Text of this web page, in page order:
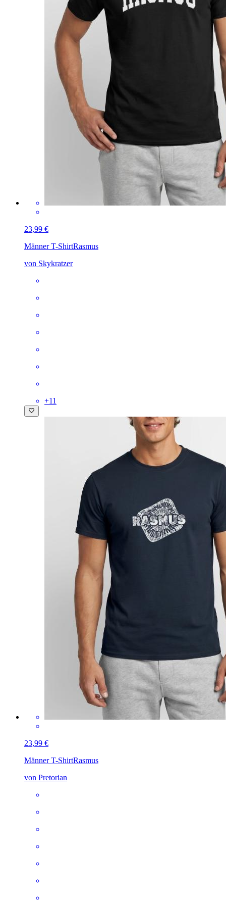
23,99 €
Männer T-ShirtRasmus
von Skykratzer
+11
23,99 €
Männer T-ShirtRasmus
von Pretorian